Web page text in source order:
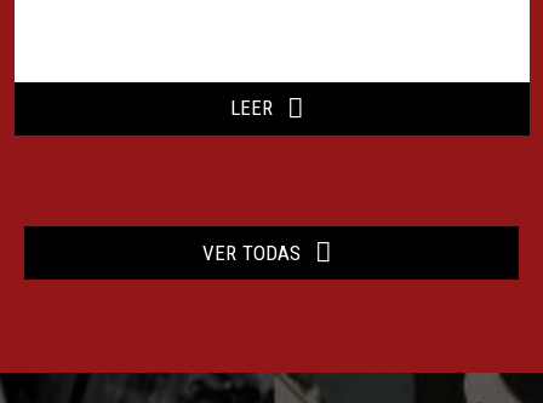
LEER
VER TODAS